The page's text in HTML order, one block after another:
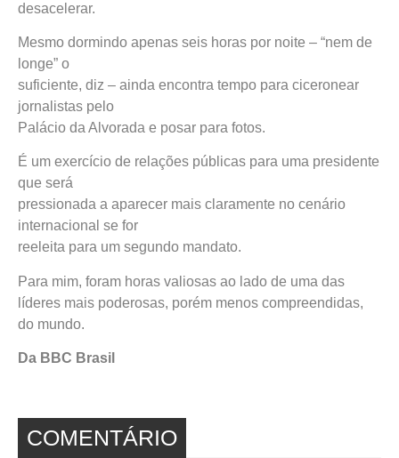
desacelerar.
Mesmo dormindo apenas seis horas por noite – “nem de
longe” o
suficiente, diz – ainda encontra tempo para ciceronear
jornalistas pelo
Palácio da Alvorada e posar para fotos.
É um exercício de relações públicas para uma presidente
que será
pressionada a aparecer mais claramente no cenário
internacional se for
reeleita para um segundo mandato.
Para mim, foram horas valiosas ao lado de uma das
líderes mais poderosas, porém menos compreendidas,
do mundo.
Da BBC Brasil
COMENTÁRIO